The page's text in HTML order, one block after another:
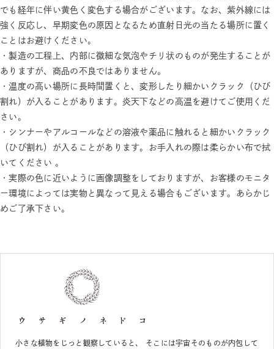
でも経年に伴い黄色く変色する場合がございます。なお、紫外線には
強く反応し、早期変色の原因となるため直射日光の当たる場所に置く
ことはお避けください。
・製造の工程上、内部に微細な気泡やチリ状のものが発生することが
ありますが、商品の不良ではありません。
・温度の高い場所に長時間置くと、変形したり細かいクラック（ひび
割れ）が入ることがあります。炎天下などの高温を避けてご使用くだ
さい。
・シンナーやアルコールなどの溶液や薬品に触れると細かいクラック
（ひび割れ）が入ることがあります。お手入れの際は柔らかい布で拭
いてください 。
・実際の色に近いように画像調整をしておりますが、お客様のモニタ
ー環境によっては実物と異なって見える場合もございます。あらかじ
めご了承下さい。
小さな植物をじっと観察していると、 そこには宇宙そのものが内包して